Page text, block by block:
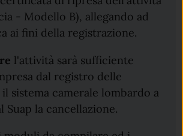
- Modello B), allegando ad
ai fini della registrazione.
l'attività sarà sufficiente
dal registro delle
sistema camerale lombardo a
Suap la cancellazione.